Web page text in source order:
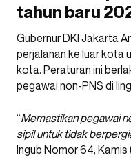
tahun baru
Gubernur DKI Jakarta
perjalanan ke luar kota
kota. Peraturan ini
pegawai non-PNS di
“Memastikan pegawai
sipil untuk tidak
Ingub Nomor 64, Kamis